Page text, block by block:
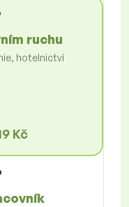
ruchu
hotelnictví
Kč